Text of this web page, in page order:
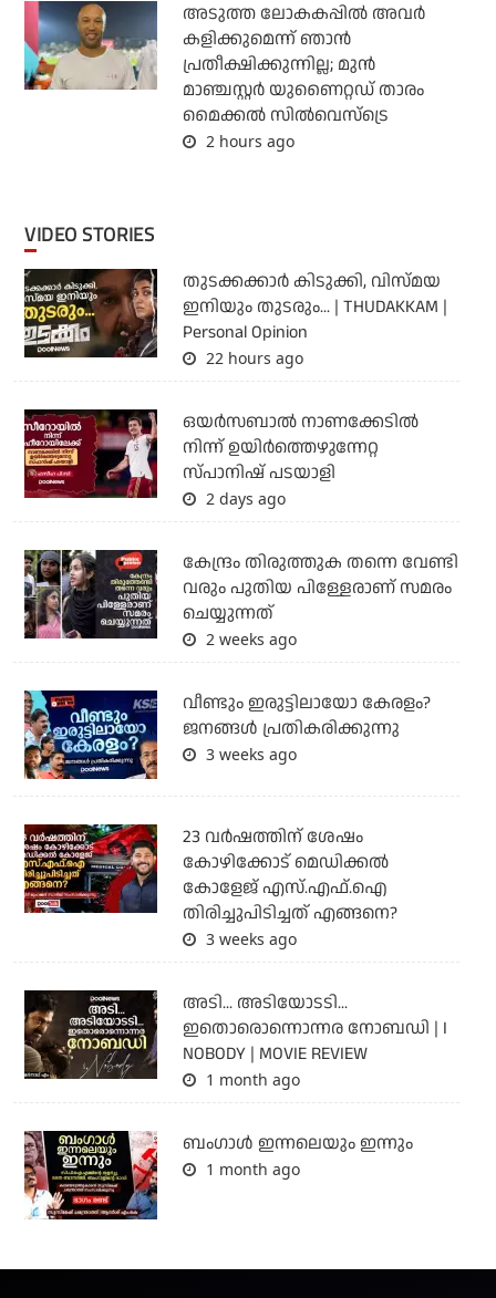
അടുത്ത ലോകകപ്പില്‍ അവര്‍
കളിക്കുമെന്ന് ഞാന്‍
പ്രതീക്ഷിക്കുന്നില്ല; മുന്‍
മാഞ്ചസ്റ്റര്‍ യുണൈറ്റഡ് താരം
മൈക്കൽ സില്‍വെസ്‌ട്രെ
2 hours ago
VIDEO STORIES
തുടക്കക്കാര്‍ കിടുക്കി, വിസ്മയ
ഇനിയും തുടരും... | THUDAKKAM |
Personal Opinion
22 hours ago
ഒയര്‍സബാൽ നാണക്കേടിൽ
നിന്ന് ഉയിർത്തെഴുന്നേറ്റ
സ്പാനിഷ് പടയാളി
2 days ago
കേന്ദ്രം തിരുത്തുക തന്നെ വേണ്ടി
വരും പുതിയ പിള്ളേരാണ് സമരം
ചെയ്യുന്നത്
2 weeks ago
വീണ്ടും ഇരുട്ടിലായോ കേരളം?
ജനങ്ങൾ പ്രതികരിക്കുന്നു
3 weeks ago
23 വർഷത്തിന് ശേഷം
കോഴിക്കോട് മെഡിക്കൽ
കോളേജ് എസ്.എഫ്.ഐ
തിരിച്ചുപിടിച്ചത് എങ്ങനെ?
3 weeks ago
അടി... അടിയോടടി...
ഇതൊരൊന്നൊന്നര നോബഡി | I
NOBODY | MOVIE REVIEW
1 month ago
ബംഗാള്‍ ഇന്നലെയും ഇന്നും
1 month ago